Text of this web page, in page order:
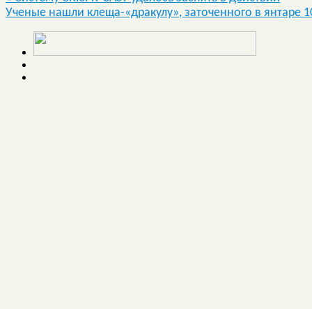
Ученые нашли клеща-«дракулу», заточенного в янтаре